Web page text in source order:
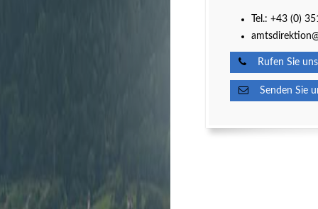
Tel.: +43 (0)
Rufen Sie
Senden Sie